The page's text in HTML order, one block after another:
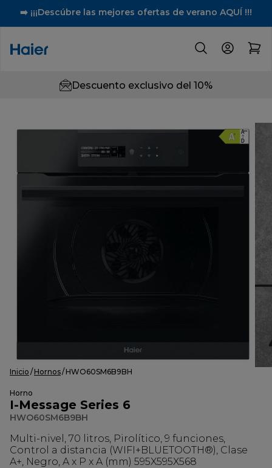
➡️ ¡¡¡Descúbre las mejores ofertas de verano AQUÍ !!!
Descuento exclusivo del 10%
Inicio Hornos HWO60SM6B9BH
Horno
I-Message Series 6
HWO60SM6B9BH
Multi-nivel, 70 litros, Pirolítico, 9 funciones,
Control a distancia (WIFI+BLUETOOTH®), Clase
A+, Negro, A x P x A (mm) 595X595X568